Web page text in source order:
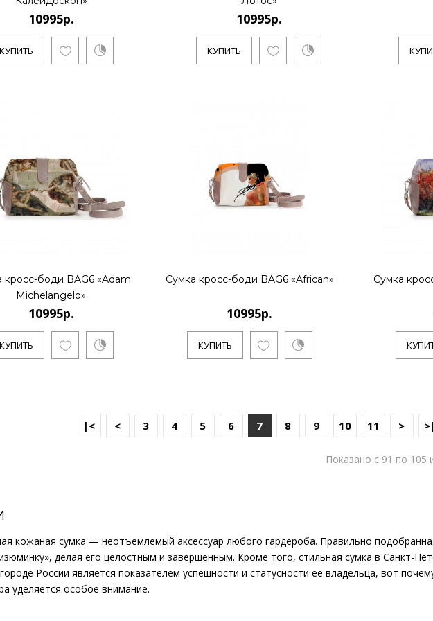
9995р.
КУПИТЬ
10995р.
КУПИТЬ
10995р.
КУПИТЬ
кросс-боди BAG6 «Adam
Michelangelo»
10995р.
КУПИТЬ
Сумка кросс-боди BAG6 «African»
10995р.
КУПИТЬ
Сумка
|< < 3 4 5 6 7 8 9 10 11 > >|
Показано с 91 по 105
кожаная сумка — неотъемлемый аксессуар любого гардероба. Правильно
делая его целостным и завершенным. Кроме того, стильная сумка в Санкт-
России является показателем успешности и статусности ее владельца, вот
уделяется особое внимание.